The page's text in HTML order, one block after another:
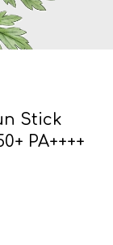
Stick
PA++++